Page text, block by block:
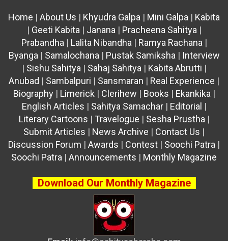
Home | About Us | Khyudra Galpa | Mini Galpa | Kabita
| Geeti Kabita | Janana | Pracheena Sahitya |
Prabandha | Lalita Nibandha | Ramya Rachana |
Byanga | Samalochana | Pustak Samiksha | Interview
| Sishu Sahitya | Sahaj Sahitya | Kabita Abrutti |
Anubad | Sambalpuri | Sansmaran | Real Experience |
Biography| Limerick | Clerihew | Books | Ekankika |
English Articles | Sahitya Samachar| Editorial |
Literary Cartoons | Travelogue | Sesha Prustha |
Submit Articles | News Archive | Contact Us |
Discussion Forum | Awards | Contest | Soochi Patra |
Soochi Patra | Announcements | Monthly Magazine
Download Our Monthly Magazine